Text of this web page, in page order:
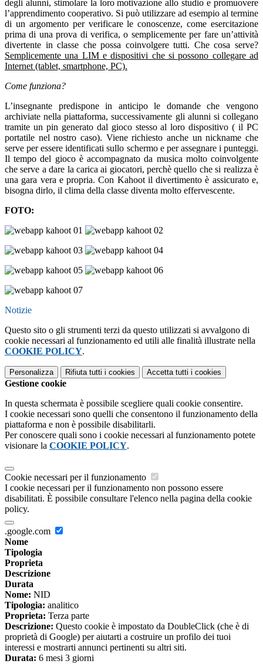
degli alunni, stimolare la loro motivazione allo studio e promuovere
l’apprendimento cooperativo. Si può utilizzare ad esempio al termine
di un argomento per verificare le conoscenze, come esercitazione
prima di una prova di verifica, o semplicemente per fare un’attività
divertente in classe che possa coinvolgere tutti. Che cosa serve?
Semplicemente una LIM e dispositivi che si possono collegare ad
Internet (tablet, smartphone, PC).
Come funziona?
L’insegnante predispone in anticipo le domande che vengono
archiviate nella piattaforma, successivamente gli alunni si collegano
tramite un pin generato dal gioco stesso al loro dispositivo ( il PC
portatile nel nostro caso). Viene richiesto anche un nickname che
serve per essere identificati sullo schermo e per assegnare i punteggi.
Il tempo del gioco è accompagnato da musica molto coinvolgente
che serve a dare la carica ai giocatori, perchè quello che si realizza è
una gara vera e propria. Con Kahoot il divertimento è assicurato e,
bisogna dirlo, il clima della classe diventa molto effervescente.
FOTO:
Notizie
Questo sito o gli strumenti terzi da questo utilizzati si avvalgono di
cookie necessari al funzionamento ed utili alle finalità illustrate nella
COOKIE POLICY.
Personalizza Rifiuta tutti i cookies Accetta tutti i cookies
Gestione cookie
In questa schermata è possibile scegliere quali cookie consentire.
I cookie necessari sono quelli che consentono il funzionamento della
piattaforma e non è possibile disabilitarli.
Per conoscere quali sono i cookie necessari al funzionamento potete
visionare la COOKIE POLICY.
Cookie necessari per il funzionamento
I cookie necessari per il funzionamento non possono essere
disabilitati. È possibile consultare l'elenco nella pagina della cookie
policy.
.google.com
Nome
Tipologia
Proprieta
Descrizione
Durata
Nome: NID
Tipologia: analitico
Proprieta: Terza parte
Descrizione: Questo cookie è impostato da DoubleClick (che è di
proprietà di Google) per aiutarti a costruire un profilo dei tuoi
interessi e mostrarti annunci pertinenti su altri siti.
Durata: 6 mesi 3 giorni